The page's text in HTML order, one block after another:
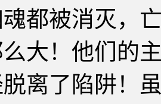
都被消灭，
大！他们的
离了陷阱！